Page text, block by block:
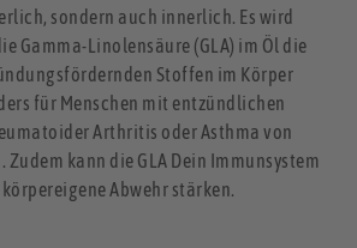
sondern auch innerlich. Es wird
Gamma-Linolensäure (GLA) im Öl die
Stoffen im Körper
für Menschen mit entzündlichen
Arthritis oder Asthma von
kann die GLA Dein Immunsystem
Abwehr stärken.